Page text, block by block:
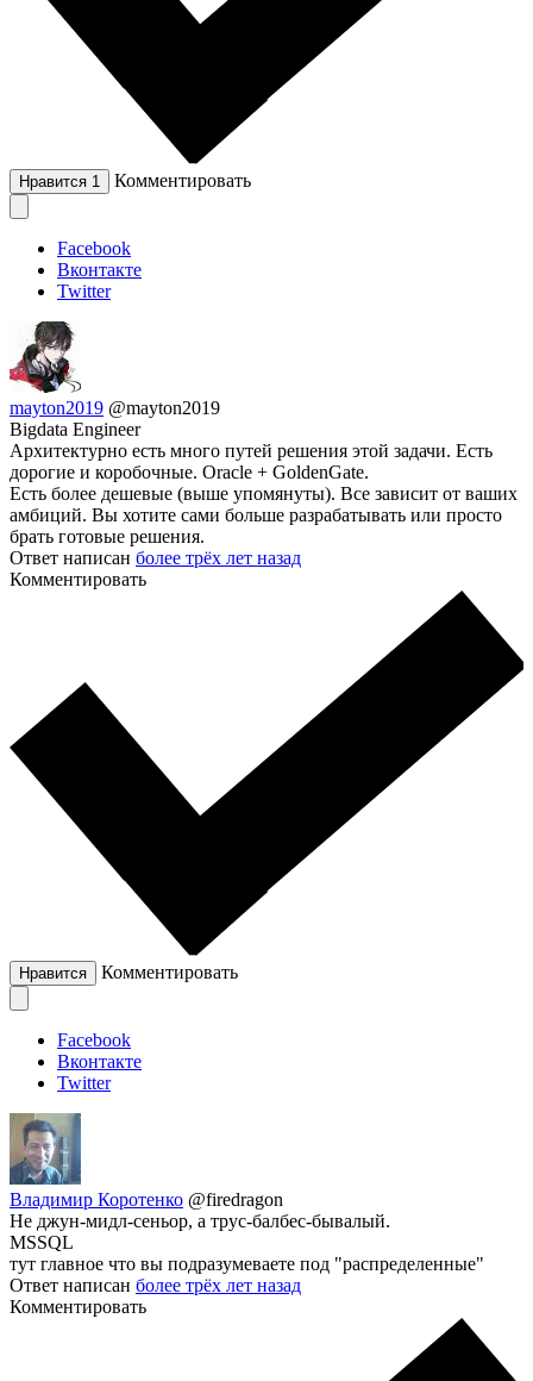
Нравится 1 Комментировать
Facebook
Вконтакте
Twitter
mayton2019 @mayton2019
Bigdata Engineer
Архитектурно есть много путей решения этой задачи. Есть
дорогие и коробочные. Oracle + GoldenGate.
Есть более дешевые (выше упомянуты). Все зависит от ваших
амбиций. Вы хотите сами больше разрабатывать или просто
брать готовые решения.
Ответ написан более трёх лет назад
Комментировать
Нравится Комментировать
Facebook
Вконтакте
Twitter
Владимир Коротенко @firedragon
Не джун-мидл-сеньор, а трус-балбес-бывалый.
MSSQL
тут главное что вы подразумеваете под "распределенные"
Ответ написан более трёх лет назад
Комментировать